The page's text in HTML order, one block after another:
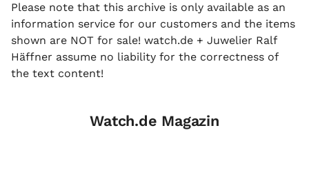
Please note that this archive is only available as an
information service for our customers and the items
shown are NOT for sale! watch.de + Juwelier Ralf
Häffner assume no liability for the correctness of
the text content!
Watch.de Magazin